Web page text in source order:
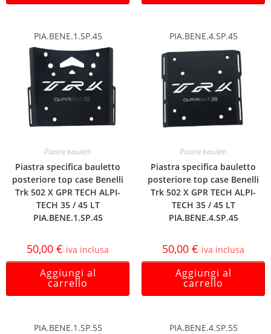
PIA.BENE.1.SP.45
Piastre bauletti
Piastra specifica bauletto
posteriore top case Benelli
Trk 502 X GPR TECH ALPI-
TECH 35 / 45 LT
PIA.BENE.1.SP.45
50,00 € iva inclusa
Aggiungi al
carrello
PIA.BENE.4.SP.45
Piastre bauletti
Piastra specifica bauletto
posteriore top case Benelli
Trk 502 X GPR TECH ALPI-
TECH 35 / 45 LT
PIA.BENE.4.SP.45
50,00 € iva inclusa
Aggiungi al
carrello
PIA.BENE.1.SP.55 PIA.BENE.4.SP.55